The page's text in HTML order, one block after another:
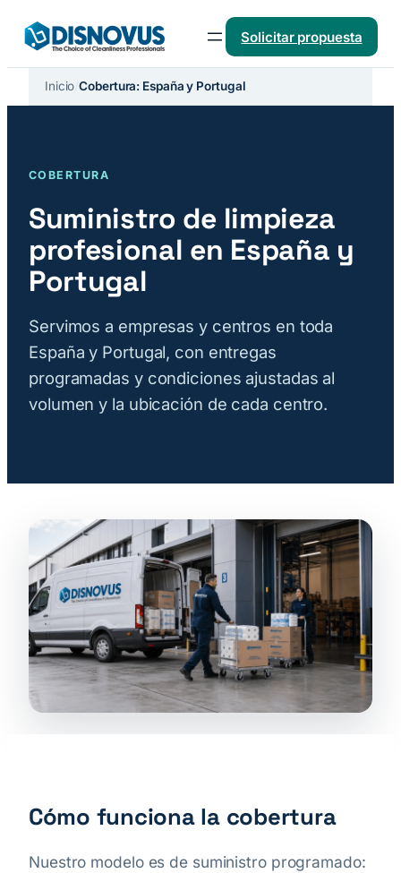
Saltar
contenido
Solicitar propuesta
Inicio /Cobertura: España y Portugal
COBERTURA
Suministro de limpieza
profesional en España y
Portugal
Servimos a empresas y centros en toda
España y Portugal, con entregas
programadas y condiciones ajustadas al
volumen y la ubicación de cada centro.
Cómo funciona la cobertura
Nuestro modelo es de suministro programado: